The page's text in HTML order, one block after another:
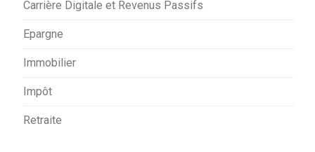
Carrière Digitale et Revenus Passifs
Epargne
Immobilier
Impôt
Retraite